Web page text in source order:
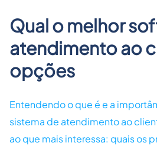
Qual o melhor
atendimento ao
opções
Entendendo o que é e a
sistema de atendimento ao
ao que mais interessa: quais os